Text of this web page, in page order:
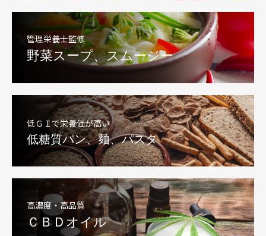
管理栄養士監修
野菜スープ、スムージー
低ＧＩで栄養価が高い
低糖質パン、麺、パスタ
高濃度・高品質
ＣＢＤオイル